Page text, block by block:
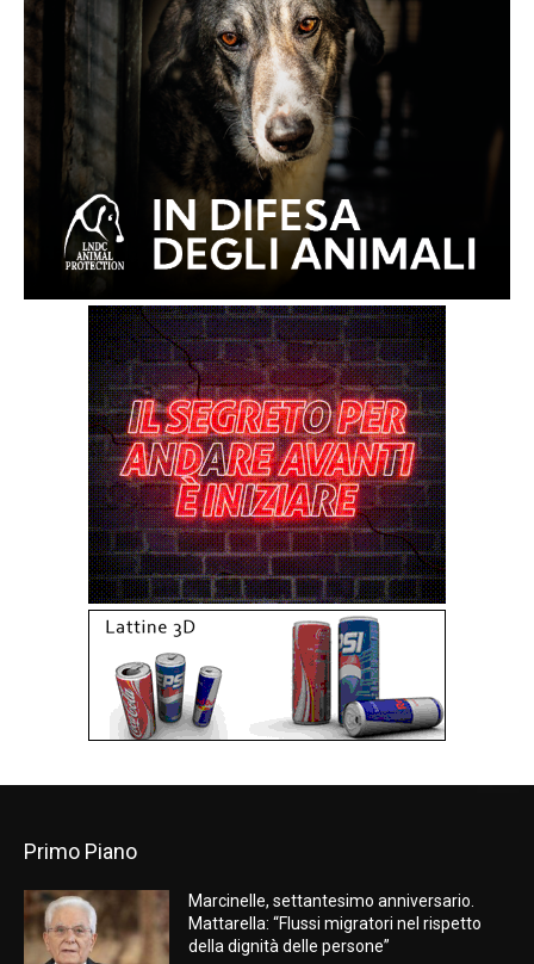
Primo Piano
Marcinelle, settantesimo anniversario.
Mattarella: “Flussi migratori nel rispetto
della dignità delle persone”